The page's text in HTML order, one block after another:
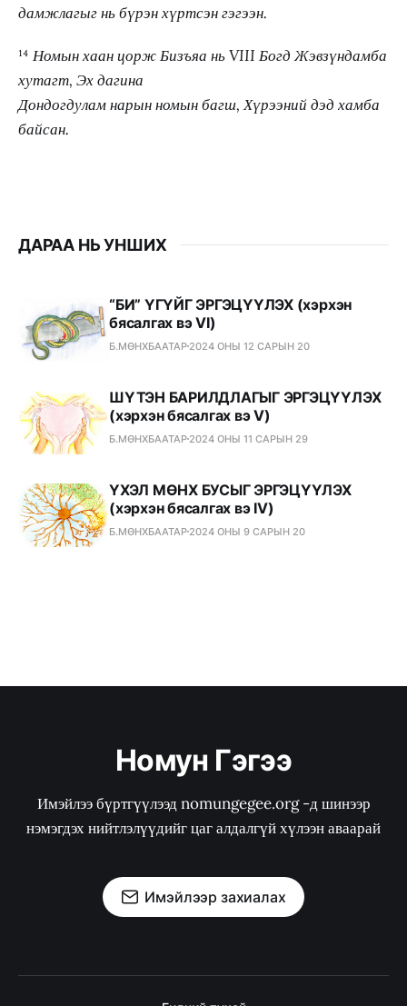
дамжлагыг нь бүрэн хүртсэн гэгээн.
¹⁴ Номын хаан цорж Бизъяа нь VIII Богд Жэвзүндамба
хутагт, Эх дагина
Дондогдулам нарын номын багш, Хүрээний дэд хамба
байсан.
ДАРАА НЬ УНШИХ
“БИ” ҮГҮЙГ ЭРГЭЦҮҮЛЭХ (хэрхэн
бясалгах вэ VI)
Б.МӨНХБААТАР 2024 ОНЫ 12 САРЫН 20
ШҮТЭН БАРИЛДЛАГЫГ ЭРГЭЦҮҮЛЭХ
(хэрхэн бясалгах вэ V)
Б.МӨНХБААТАР 2024 ОНЫ 11 САРЫН 29
ҮХЭЛ МӨНХ БУСЫГ ЭРГЭЦҮҮЛЭХ
(хэрхэн бясалгах вэ IV)
Б.МӨНХБААТАР 2024 ОНЫ 9 САРЫН 20
Номун Гэгээ
Имэйлээ бүртгүүлээд nomungegee.org -д шинээр
нэмэгдэх нийтлэлүүдийг цаг алдалгүй хүлээн аваарай
Имэйлээр захиалах